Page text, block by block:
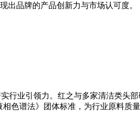
出品牌的产品创新力与市场认可度。
行业引领力。红之与多家清洁类头
色谱法》团体标准，为行业原料质量